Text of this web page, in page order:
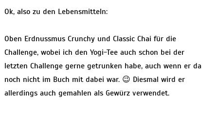
Ok, also zu den Lebensmitteln:
Oben Erdnussmus Crunchy und Classic Chai für die
Challenge, wobei ich den Yogi-Tee auch schon bei der
letzten Challenge gerne getrunken habe, auch wenn er da
noch nicht im Buch mit dabei war. 😉 Diesmal wird er
allerdings auch gemahlen als Gewürz verwendet.